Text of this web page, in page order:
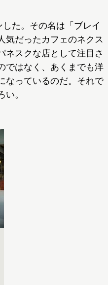
た。その名は「ブレイ
気だったカフェのネクス
ネスクな店として注目さ
ではなく、あくまでも洋
なっているのだ。それで
。